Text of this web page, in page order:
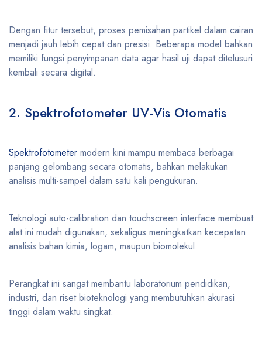
Dengan fitur tersebut, proses pemisahan partikel dalam cairan
menjadi jauh lebih cepat dan presisi. Beberapa model bahkan
memiliki fungsi penyimpanan data agar hasil uji dapat ditelusuri
kembali secara digital.
2. Spektrofotometer UV-Vis Otomatis
Spektrofotometer modern kini mampu membaca berbagai
panjang gelombang secara otomatis, bahkan melakukan
analisis multi-sampel dalam satu kali pengukuran.
Teknologi auto-calibration dan touchscreen interface membuat
alat ini mudah digunakan, sekaligus meningkatkan kecepatan
analisis bahan kimia, logam, maupun biomolekul.
Perangkat ini sangat membantu laboratorium pendidikan,
industri, dan riset bioteknologi yang membutuhkan akurasi
tinggi dalam waktu singkat.